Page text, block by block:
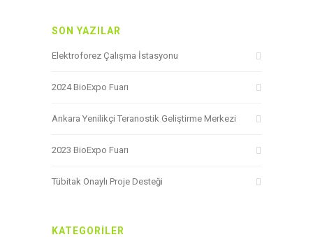
SON YAZILAR
Elektroforez Çalışma İstasyonu
2024 BioExpo Fuarı
Ankara Yenilikçi Teranostik Geliştirme Merkezi
2023 BioExpo Fuarı
Tübitak Onaylı Proje Desteği
KATEGORILER